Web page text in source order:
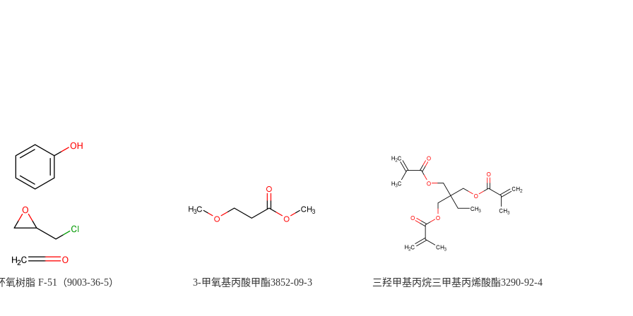
氧树脂 F-51（9003-36-5） 3-甲氧基丙酸甲酯3852-09-3 三羟甲基丙烷三甲基丙烯酸酯3290-92-4